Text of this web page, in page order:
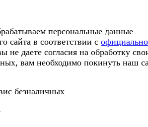
персональные данные
сайта в соответствии с
не даете согласия на обработку
вам необходимо покинуть наш